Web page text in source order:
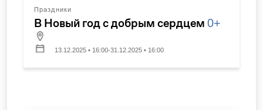
Праздники
В Новый год с добрым сердцем 0+
13.12.2025 • 16:00-31.12.2025 • 16:00